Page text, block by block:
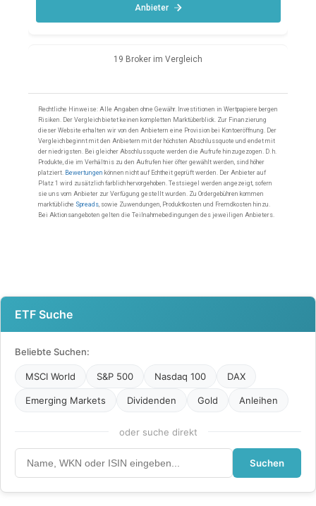
ETF Suche
Beliebte Suchen:
MSCI World S&P 500 Nasdaq 100 DAX
Emerging Markets Dividenden Gold Anleihen
oder suche direkt
Suchen